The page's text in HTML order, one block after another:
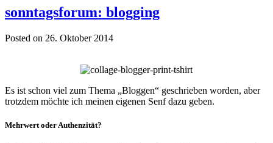
sonntagsforum: blogging
Posted on 26. Oktober 2014
Es ist schon viel zum Thema „Bloggen“ geschrieben worden, aber
trotzdem möchte ich meinen eigenen Senf dazu geben.
Mehrwert oder Authenzität?